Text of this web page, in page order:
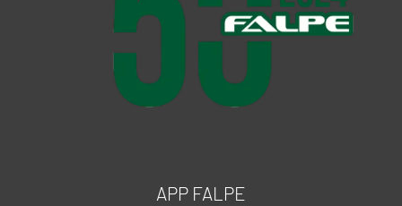
APP FALPE